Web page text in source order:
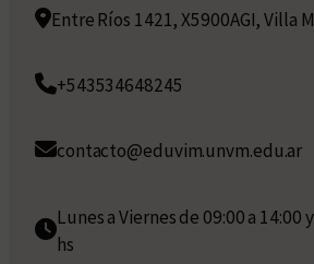
Entre Ríos 1421, X5900AGI, Villa
+543534648245
contacto@eduvim.unvm.edu.ar
Lunes a Viernes de 09:00 a 14:00
hs